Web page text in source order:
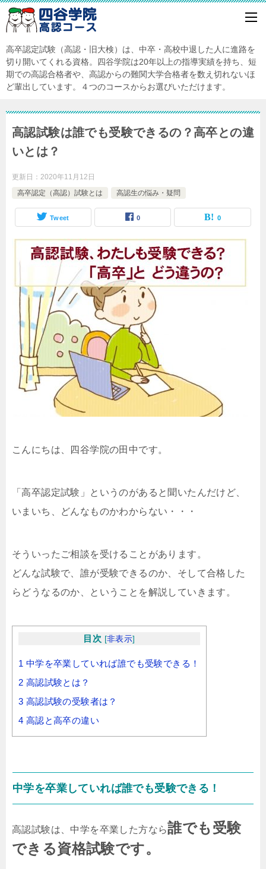
高卒認定試験（高認・旧大検）は、中卒・高校中退した人に進路を
切り開いてくれる資格。四谷学院は20年以上の指導実績を持ち、短
期での高認合格者や、高認からの難関大学合格者を数え切れないほ
ど輩出しています。４つのコースからお選びいただけます。
高認試験は誰でも受験できるの？高卒との違
いとは？
更新日： 2020年11月12日
高卒認定（高認）試験とは
高認生の悩み・疑問
Tweet 0 0
こんにちは、四谷学院の田中です。
「高卒認定試験」というのがあると聞いたんだけど、
いまいち、どんなものかわからない・・・
そういったご相談を受けることがあります。
どんな試験で、誰が受験できるのか、そして合格した
らどうなるのか、ということを解説していきます。
目次 [非表示]
1 中学を卒業していれば誰でも受験できる！
2 高認試験とは？
3 高認試験の受験者は？
4 高認と高卒の違い
中学を卒業していれば誰でも受験できる！
高認試験は、中学を卒業した方なら誰でも受験
できる資格試験です。